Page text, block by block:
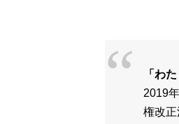
「わ
2019
権改